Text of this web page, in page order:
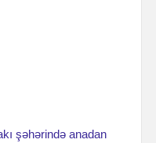
Adil qızı
şəhərində anadan